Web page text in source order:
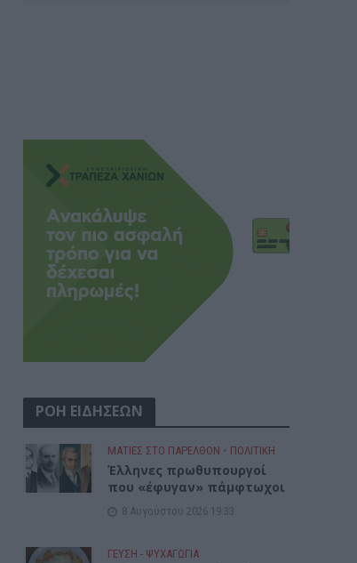
ΡΟΗ ΕΙΔΗΣΕΩΝ
ΜΑΤΙΕΣ ΣΤΟ ΠΑΡΕΛΘΟΝ • ΠΟΛΙΤΙΚΗ
Έλληνες πρωθυπουργοί
που «έφυγαν» πάμφτωχοι
8 Αυγούστου 2026 19:33
ΓΕΎΣΗ - ΨΥΧΑΓΩΓΊΑ